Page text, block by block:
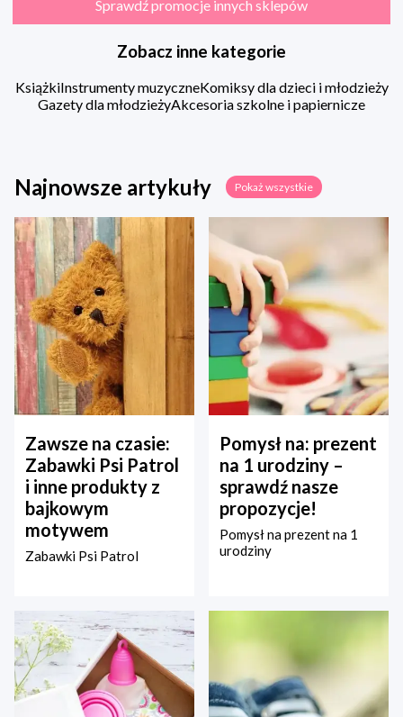
Sprawdź promocje innych sklepów
Zobacz inne kategorie
KsiążkiInstrumenty muzyczneKomiksy dla dzieci i młodzieży
Gazety dla młodzieżyAkcesoria szkolne i papiernicze
Najnowsze artykuły Pokaż wszystkie
Zawsze na czasie:
Zabawki Psi Patrol
i inne produkty z
bajkowym
motywem
Zabawki Psi Patrol
Pomysł na: prezent
na 1 urodziny –
sprawdź nasze
propozycje!
Pomysł na prezent na 1
urodziny